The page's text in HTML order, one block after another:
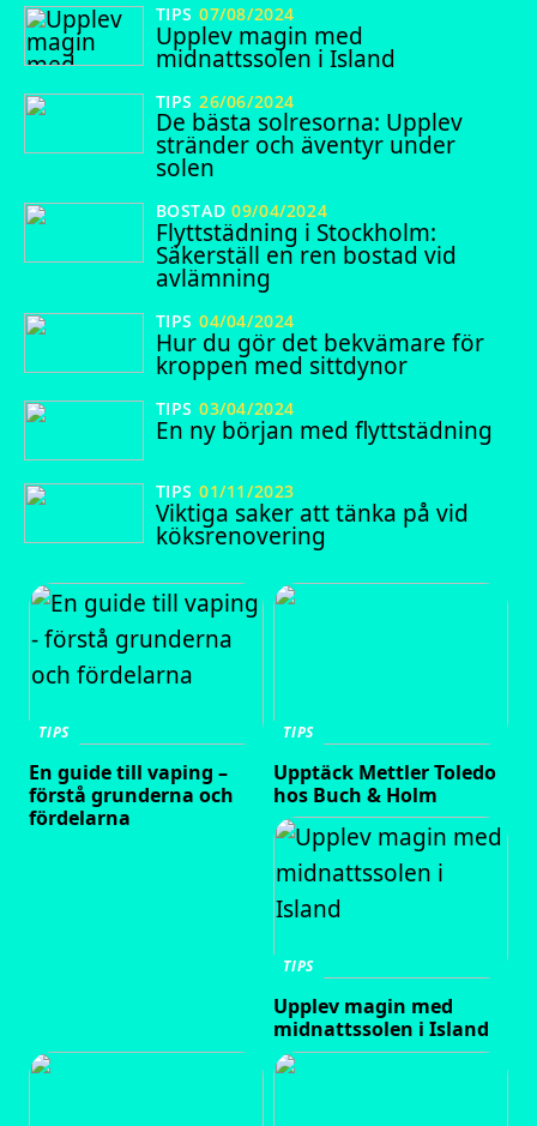
TIPS 07/08/2024
Upplev magin med
midnattssolen i Island
TIPS 26/06/2024
De bästa solresorna: Upplev
stränder och äventyr under
solen
BOSTAD 09/04/2024
Flyttstädning i Stockholm:
Säkerställ en ren bostad vid
avlämning
TIPS 04/04/2024
Hur du gör det bekvämare för
kroppen med sittdynor
TIPS 03/04/2024
En ny början med flyttstädning
TIPS 01/11/2023
Viktiga saker att tänka på vid
köksrenovering
TIPS
En guide till vaping –
förstå grunderna och
fördelarna
TIPS
Upptäck Mettler Toledo
hos Buch & Holm
TIPS
Upplev magin med
midnattssolen i Island